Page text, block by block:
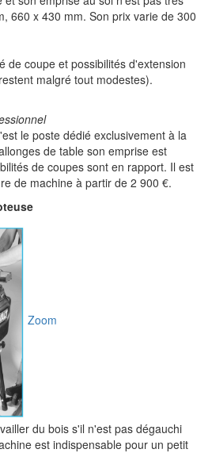
660 x 430 mm. Son prix varie de 300
de coupe et possibilités d'extension
malgré tout modestes).
le poste dédié exclusivement à la
de table son emprise est
de coupes sont en rapport. Il est
de machine à partir de 2 900 €.
Zoom
du bois s'il n'est pas dégauchi
est indispensable pour un petit